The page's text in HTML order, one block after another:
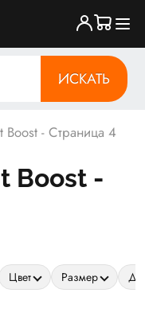
ИСКАТЬ
Boost - Страница 4
Boost -
Цвет Размер